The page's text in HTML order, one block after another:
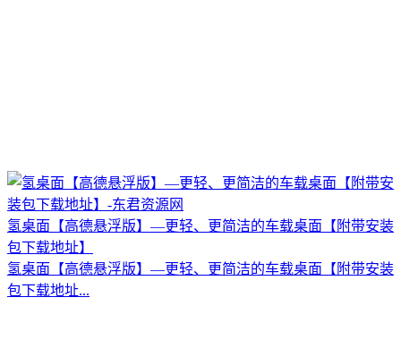
氢桌面【高德悬浮版】—更轻、更简洁的车载桌面【附带安装
包下载地址】
氢桌面【高德悬浮版】—更轻、更简洁的车载桌面【附带安装
包下载地址...